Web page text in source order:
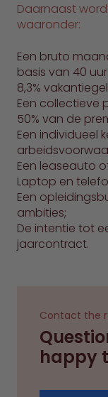
Daarnaast
waaronder:
Een bruto
basis van 40
8,3%
Een collectieve
50% van de
Een individueel
Een leaseauto
Laptop en
Een
ambities;
De intentie tot
jaarcontract.
Contact the
happy